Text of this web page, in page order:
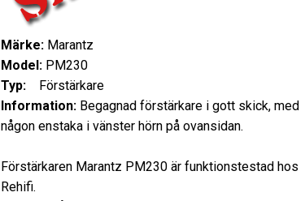
Märke:Marantz
Model:PM230
Typ:
Förstärkare
Information:Begagnad förstärkare i gott skick, med
någon enstaka i vänster hörn på ovansidan.
Förstärkaren Marantz PM230 är funktionstestad hos
Rehifi.